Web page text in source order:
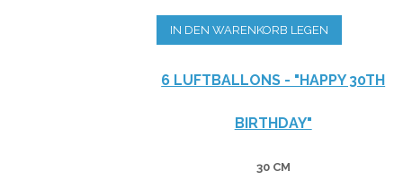
IN DEN WARENKORB LEGEN
6 LUFTBALLONS - "HAPPY 30TH
BIRTHDAY"
30 CM